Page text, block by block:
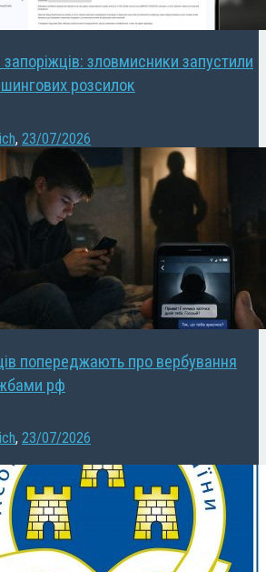
зловмисники запустили
розсилок
, 23/07/2026
попереджають про вербування
рф
, 23/07/2026